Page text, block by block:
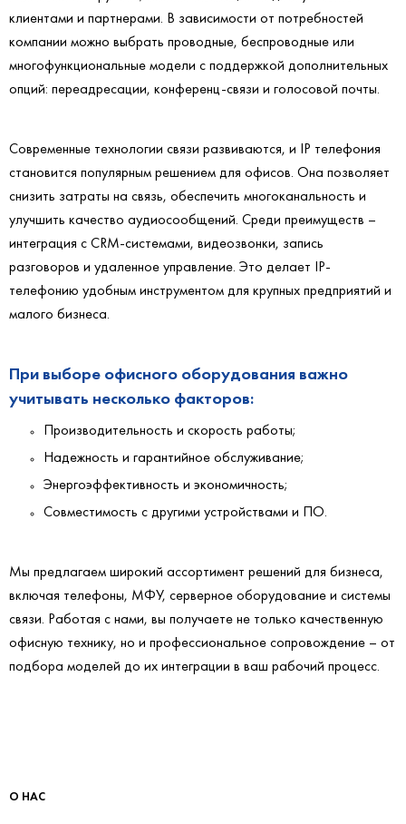
клиентами и партнерами. В зависимости от потребностей
компании можно выбрать проводные, беспроводные или
многофункциональные модели с поддержкой дополнительных
опций: переадресации, конференц-связи и голосовой почты.
Современные технологии связи развиваются, и IP телефония
становится популярным решением для офисов. Она позволяет
снизить затраты на связь, обеспечить многоканальность и
улучшить качество аудиосообщений. Среди преимуществ –
интеграция с CRM-системами, видеозвонки, запись
разговоров и удаленное управление. Это делает IP-
телефонию удобным инструментом для крупных предприятий и
малого бизнеса.
При выборе офисного оборудования важно
учитывать несколько факторов:
Производительность и скорость работы;
Надежность и гарантийное обслуживание;
Энергоэффективность и экономичность;
Совместимость с другими устройствами и ПО.
Мы предлагаем широкий ассортимент решений для бизнеса,
включая телефоны, МФУ, серверное оборудование и системы
связи. Работая с нами, вы получаете не только качественную
офисную технику, но и профессиональное сопровождение – от
подбора моделей до их интеграции в ваш рабочий процесс.
О НАС